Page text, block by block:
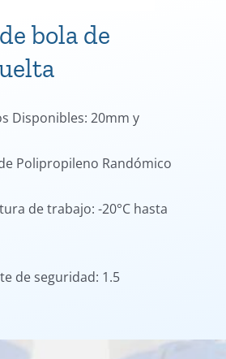
bola de
Disponibles: 20mm y
Polipropileno Randómico
de trabajo: -20°C hasta
de seguridad: 1.5